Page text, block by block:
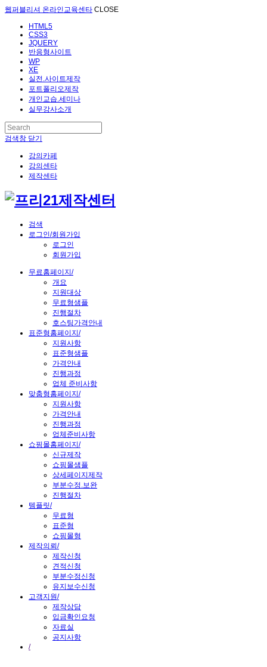
웹퍼블리셔 온라인교육센타 CLOSE
HTML5
CSS3
JQUERY
반응형사이트
WP
XE
실전.사이트제작
포트폴리오제작
개인교습.세미나
실무강사소개
검색창 닫기
강의카페
강의센타
제작센타
검색
로그인/회원가입
로그인
회원가입
무료홈페이지 /
개요
지원대상
무료형샘플
진행절차
호스팅가격안내
표준형홈페이지 /
지원사항
표준형샘플
가격안내
진행과정
업체 준비사항
맞춤형홈페이지 /
지원사항
가격안내
진행과정
업체준비사항
쇼핑몰홈페이지 /
신규제작
쇼핑몰샘플
상세페이지제작
부분수정.보완
진행절차
템플릿/
무료형
표준형
쇼핑몰형
제작의뢰 /
제작신청
견적신청
부분수정신청
유지보수신청
고객지원/
제작상담
입금확인요청
자료실
공지사항
/